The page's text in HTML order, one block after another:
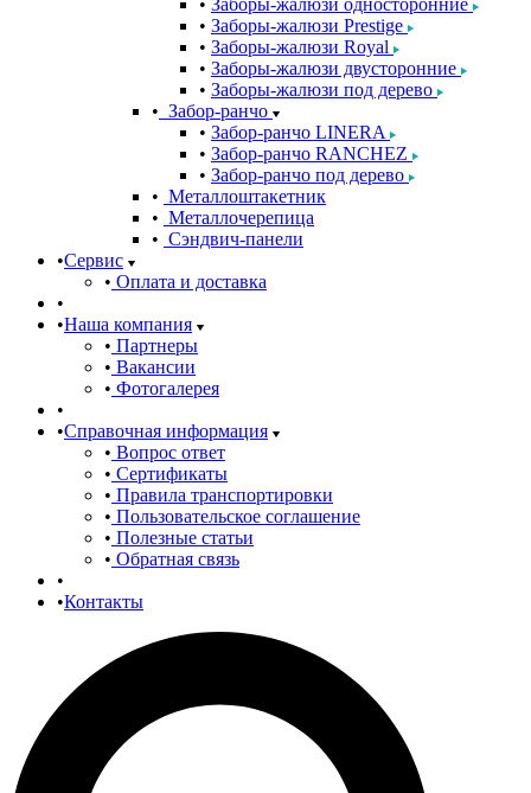
Заборы-жалюзи односторонние
Заборы-жалюзи Prestige
Заборы-жалюзи Royal
Заборы-жалюзи двусторонние
Заборы-жалюзи под дерево
Забор-ранчо
Забор-ранчо LINERA
Забор-ранчо RANCHEZ
Забор-ранчо под дерево
Металлоштакетник
Металлочерепица
Сэндвич-панели
Сервис
Оплата и доставка
Наша компания
Партнеры
Вакансии
Фотогалерея
Справочная информация
Вопрос ответ
Сертификаты
Правила транспортировки
Пользовательское соглашение
Полезные статьи
Обратная связь
Контакты